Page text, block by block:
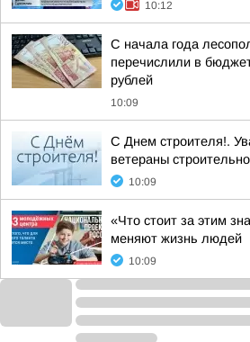
10:12
С начала года
перечислили в
рублей
10:09
С Днем строителя!.
ветераны
10:09
«Что стоит за этим
меняют жизнь людей
10:09